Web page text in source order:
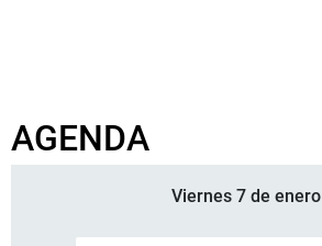
AGENDA
Viernes 7 de enero